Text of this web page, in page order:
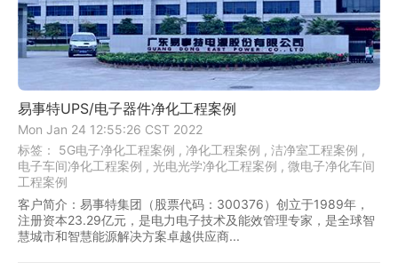
易事特UPS/电子器件净化工程案例
Mon Jan 24 12:55:26 CST 2022
标签： 5G电子净化工程案例 , 净化工程案例 , 洁净室工程案例 ,
电子车间净化工程案例 , 光电光学净化工程案例 , 微电子净化车间
工程案例
客户简介：易事特集团（股票代码：300376）创立于1989年，
注册资本23.29亿元，是电力电子技术及能效管理专家，是全球智
慧城市和智慧能源解决方案卓越供应商...